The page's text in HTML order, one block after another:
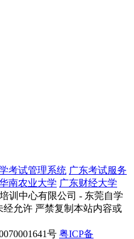
考试管理系统 广东考试服务
南农业大学 广东财经大学
训中心有限公司 - 东莞自学
允许 严禁复制本站内容或
号 粤ICP备